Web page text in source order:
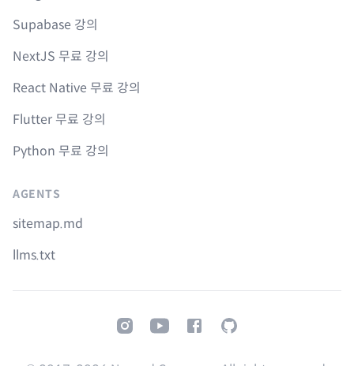
Supabase 강의
NextJS 무료 강의
React Native 무료 강의
Flutter 무료 강의
Python 무료 강의
AGENTS
sitemap.md
llms.txt
InstagramYoutubeFacebookGitHub